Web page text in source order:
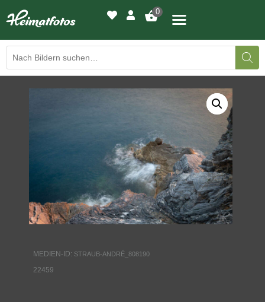
0
DRUCKQUALITÄTEN
LED-LEUCHTBILDER
WIR DRUCKEN IHR BILD
AUSSTELLUNGEN
KONTAKT
MEDIEN-ID: STRAUB-ANDRÉ_808190
22459